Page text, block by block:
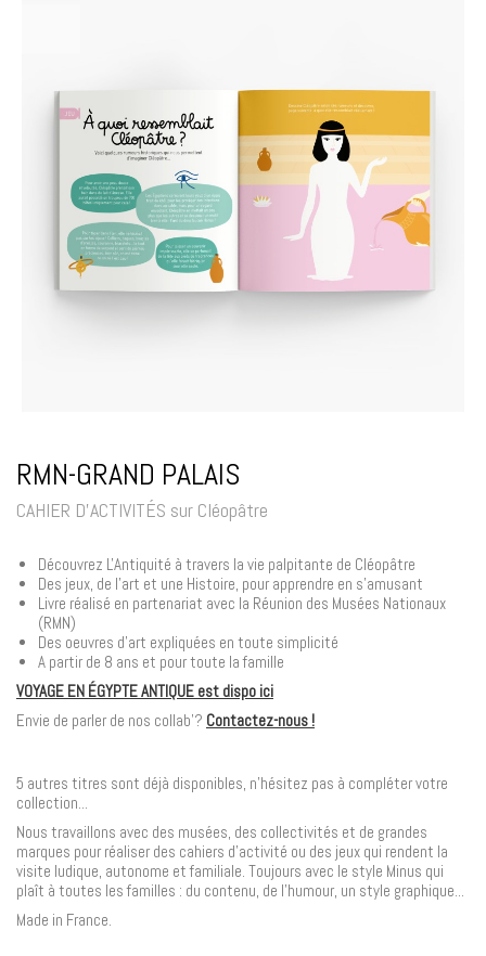
RMN-GRAND PALAIS
CAHIER D'ACTIVITÉS sur Cléopâtre
Découvrez L'Antiquité à travers la vie palpitante de Cléopâtre
Des jeux, de l'art et une Histoire, pour apprendre en s'amusant
Livre réalisé en partenariat avec la Réunion des Musées Nationaux
(RMN)
Des oeuvres d'art expliquées en toute simplicité
A partir de 8 ans et pour toute la famille
VOYAGE EN ÉGYPTE ANTIQUE est dispo ici
Envie de parler de nos collab'? Contactez-nous !
5 autres titres sont déjà disponibles, n'hésitez pas à compléter votre
collection...
Nous travaillons avec des musées, des collectivités et de grandes
marques pour réaliser des cahiers d'activité ou des jeux qui rendent la
visite ludique, autonome et familiale. Toujours avec le style Minus qui
plaît à toutes les familles : du contenu, de l'humour, un style graphique...
Made in France.